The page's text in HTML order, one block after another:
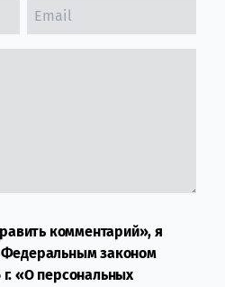
комментарий», я
Федеральным законом
«О персональных